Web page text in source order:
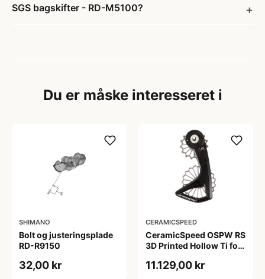
SGS bagskifter - RD-M5100?
Du er måske interesseret i
SHIMANO
Bolt og justeringsplade
RD-R9150
32,00 kr
CERAMICSPEED
CeramicSpeed OSPW RS
3D Printed Hollow Ti for
E1
11.129,00 kr